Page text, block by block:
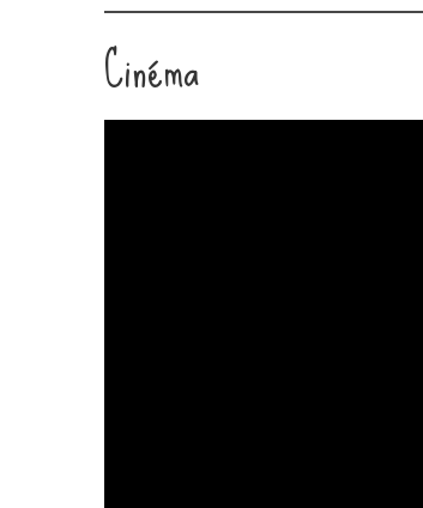
Cinéma